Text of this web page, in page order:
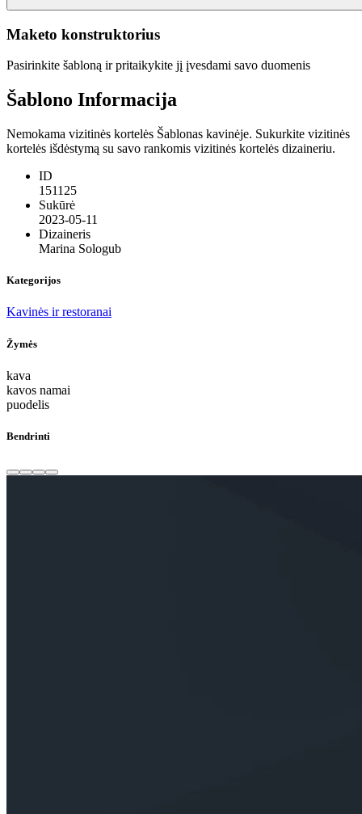
Maketo konstruktorius
Pasirinkite šabloną ir pritaikykite jį įvesdami savo duomenis
Šablono Informacija
Nemokama vizitinės kortelės Šablonas kavinėje. Sukurkite vizitinės
kortelės išdėstymą su savo rankomis vizitinės kortelės dizaineriu.
ID
151125
Sukūrė
2023-05-11
Dizaineris
Marina Sologub
Kategorijos
Kavinės ir restoranai
Žymės
kava
kavos namai
puodelis
Bendrinti